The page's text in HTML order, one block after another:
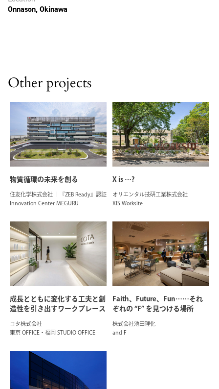
Onnason, Okinawa
Other projects
物質循環の未来を創る
住友化学株式会社 ｜『ZEB Ready』認証
Innovation Center MEGURU
X is …?
オリエンタル技研工業株式会社
XIS Worksite
成長とともに変化する工夫と創
造性を引き出すワークプレース
コタ株式会社
東京 OFFICE・福岡 STUDIO OFFICE
Faith、Future、Fun……それ
ぞれの “F” を見つける場所
株式会社池田理化
and F